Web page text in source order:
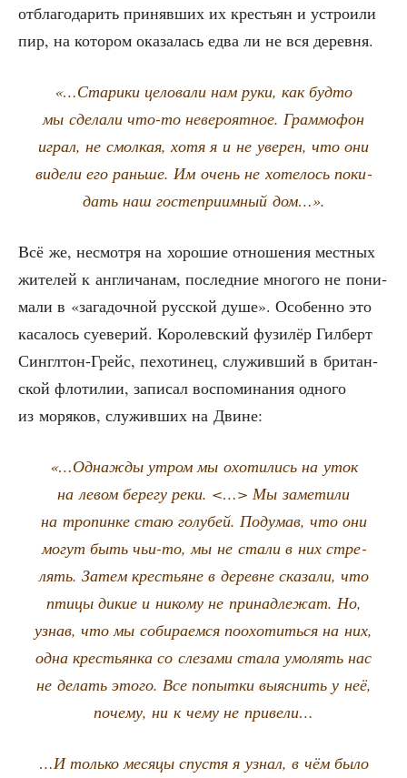
отбла­го­да­рить при­няв­ших их кре­стьян и устро­и­ли
пир, на кото­ром ока­за­лась едва ли не вся деревня.
«…Ста­ри­ки цело­ва­ли нам руки, как буд­то
мы сде­ла­ли что-то неве­ро­ят­ное. Грам­мо­фон
играл, не смол­кая, хотя я и не уве­рен, что они
виде­ли его рань­ше. Им очень не хоте­лось поки­
дать наш госте­при­им­ный дом…».
Всё же, несмот­ря на хоро­шие отно­ше­ния мест­ных
жите­лей к англи­ча­нам, послед­ние мно­го­го не пони­
ма­ли в «зага­доч­ной рус­ской душе». Осо­бен­но это
каса­лось суе­ве­рий. Коро­лев­ский фузи­лёр Гил­берт
Син­гл­тон-Грейс, пехо­ти­нец, слу­жив­ший в бри­тан­
ской фло­ти­лии, запи­сал вос­по­ми­на­ния одно­го
из моря­ков, слу­жив­ших на Двине:
«…Одна­жды утром мы охо­ти­лись на уток
на левом бере­гу реки. <…> Мы заме­ти­ли
на тро­пин­ке стаю голу­бей. Поду­мав, что они
могут быть чьи-то, мы не ста­ли в них стре­
лять. Затем кре­стьяне в деревне ска­за­ли, что
пти­цы дикие и нико­му не при­над­ле­жат. Но,
узнав, что мы соби­ра­ем­ся поохо­тить­ся на них,
одна кре­стьян­ка со сле­за­ми ста­ла умо­лять нас
не делать это­го. Все попыт­ки выяс­нить у неё,
поче­му, ни к чему не привели…
…И толь­ко меся­цы спу­стя я узнал, в чём было